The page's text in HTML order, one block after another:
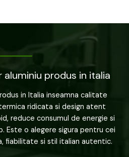
produs in italia
in Italia inseamna calitate
ridicata si design atent
reduce consumul de energie si
Este o alegere sigura pentru cei
fiabilitate si stil italian autentic.